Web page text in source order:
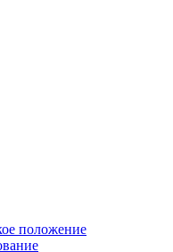
положение